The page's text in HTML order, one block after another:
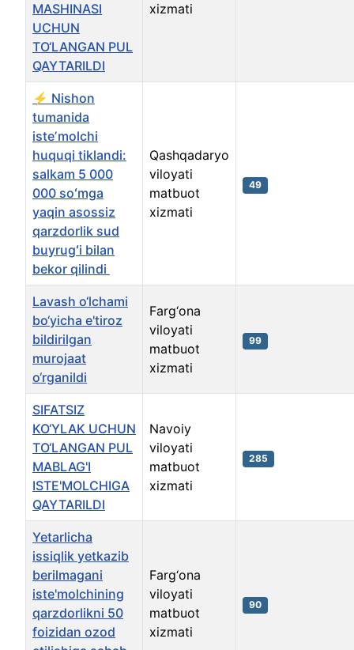
MASHINASI
UCHUN
TO‘LANGAN PUL
QAYTARILDI
xizmati
⚡️ Nishon
tumanida
isteʼmolchi
huquqi tiklandi:
salkam 5 000
000 soʻmga
yaqin asossiz
qarzdorlik sud
buyrugʻi bilan
bekor qilindi
Qashqadaryo
viloyati
matbuot
xizmati
49
Lavash o‘lchami
bo‘yicha e'tiroz
bildirilgan
murojaat
o‘rganildi
Farg‘ona
viloyati
matbuot
xizmati
99
SIFATSIZ
KO‘YLAK UCHUN
TO‘LANGAN PUL
MABLAG'I
ISTE'MOLCHIGA
QAYTARILDI
Navoiy
viloyati
matbuot
xizmati
285
Yetarlicha
issiqlik yetkazib
berilmagani
iste'molchining
qarzdorlikni 50
foizidan ozod
Farg‘ona
viloyati
matbuot
xizmati
90